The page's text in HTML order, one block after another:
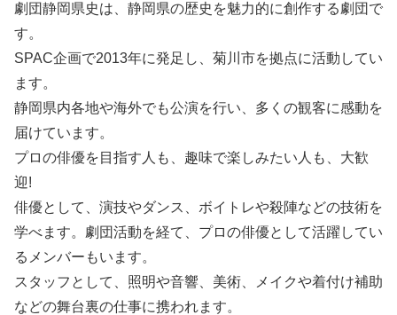
劇団静岡県史は、静岡県の歴史を魅力的に創作する劇団で
す。
SPAC企画で2013年に発足し、菊川市を拠点に活動してい
ます。
静岡県内各地や海外でも公演を行い、多くの観客に感動を
届けています。
プロの俳優を目指す人も、趣味で楽しみたい人も、大歓
迎!
俳優として、演技やダンス、ボイトレや殺陣などの技術を
学べます。劇団活動を経て、プロの俳優として活躍してい
るメンバーもいます。
スタッフとして、照明や音響、美術、メイクや着付け補助
などの舞台裏の仕事に携われます。